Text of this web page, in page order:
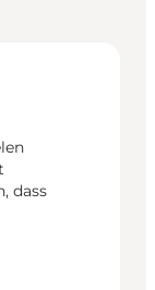
dass